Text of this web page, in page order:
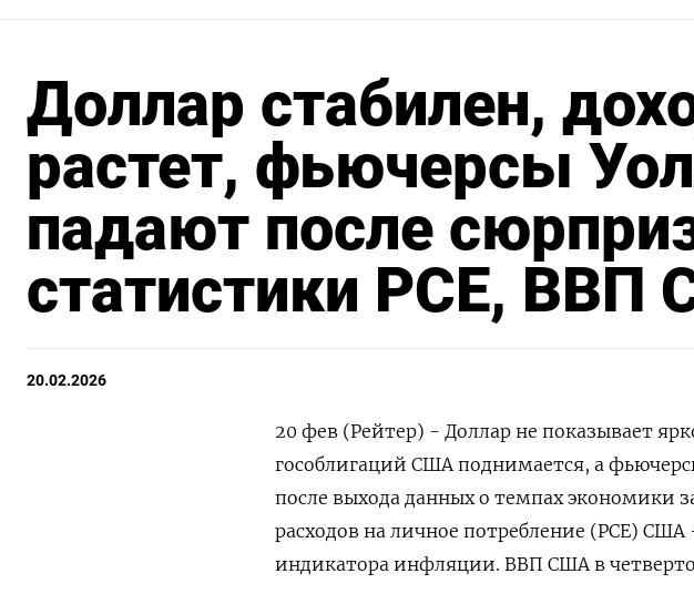
Доллар стабилен,
растет, фьючерсы
падают после
статистики PCE,
20.02.2026
20 фев (Рейтер) - Доллар не показывает
гособлигаций США поднимается, а
после выхода данных о темпах экономики
расходов на личное потребление (​PCE)
индикатора инфляции. ВВП США в